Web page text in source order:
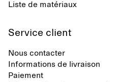
Liste de matériaux
Service client
Nous contacter
Informations de livraison
Paiement